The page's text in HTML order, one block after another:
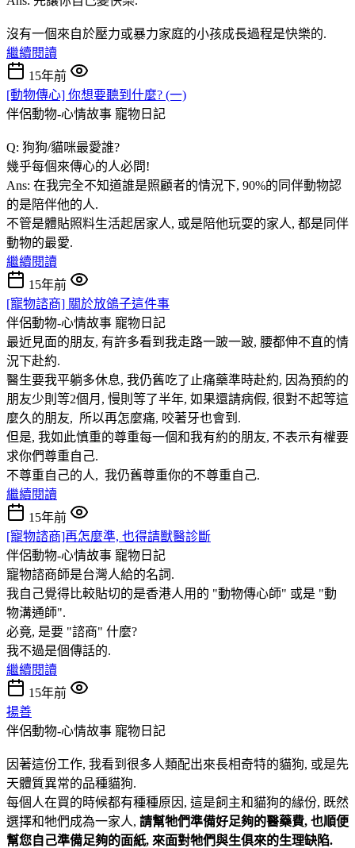
沒有一個來自於壓力或暴力家庭的小孩成長過程是快樂的.
繼續閱讀
15年前
[動物傳心] 你想要聽到什麼? (一)
伴侶動物-心情故事 寵物日記
Q: 狗狗/貓咪最愛誰?
幾乎每個來傳心的人必問!
Ans: 在我完全不知道誰是照顧者的情況下, 90%的同伴動物認
的是陪伴他的人.
不管是體貼照料生活起居家人, 或是陪他玩耍的家人, 都是同伴
動物的最愛.
繼續閱讀
15年前
[寵物諮商] 關於放鴿子這件事
伴侶動物-心情故事 寵物日記
最近見面的朋友, 有許多看到我走路一跛一跛, 腰都伸不直的情
況下赴約.
醫生要我平躺多休息, 我仍舊吃了止痛藥準時赴約, 因為預約的
朋友少則等2個月, 慢則等了半年, 如果還請病假, 很對不起等這
麼久的朋友, 所以再怎麼痛, 咬著牙也會到.
但是, 我如此慎重的尊重每一個和我有約的朋友, 不表示有權要
求你們尊重自己.
不尊重自己的人, 我仍舊尊重你的不尊重自己.
繼續閱讀
15年前
[寵物諮商]再怎麼準, 也得請獸醫診斷
伴侶動物-心情故事 寵物日記
寵物諮商師是台灣人給的名詞.
我自己覺得比較貼切的是香港人用的 "動物傳心師" 或是 "動
物溝通師".
必竟, 是要 "諮商" 什麼?
我不過是個傳話的.
繼續閱讀
15年前
揚善
伴侶動物-心情故事 寵物日記
因著這份工作, 我看到很多人類配出來長相奇特的貓狗, 或是先
天體質異常的品種貓狗.
每個人在買的時候都有種種原因, 這是飼主和貓狗的緣份, 既然
選擇和牠們成為一家人, 請幫牠們準備好足夠的醫藥費, 也順便
幫您自己準備足夠的面紙, 來面對牠們與生俱來的生理缺陷.